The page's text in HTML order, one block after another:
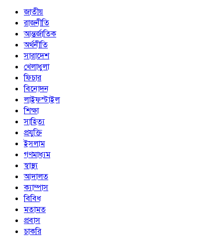
জাতীয়
রাজনীতি
আন্তর্জাতিক
অর্থনীতি
সারাদেশ
খেলাধুলা
ফিচার
বিনোদন
লাইফস্টাইল
শিক্ষা
সাহিত্য
প্রযুক্তি
ইসলাম
গণমাধ্যম
স্বাস্থ্য
আদালত
ক্যাম্পাস
বিবিধ
মতামত
প্রবাস
চাকরি